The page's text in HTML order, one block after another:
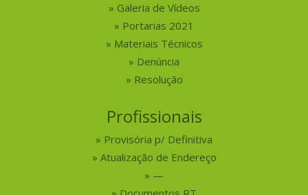
Galeria de Vídeos
Portarias 2021
Materiais Técnicos
Denúncia
Resolução
Profissionais
Provisória p/ Definitiva
Atualização de Endereço
—